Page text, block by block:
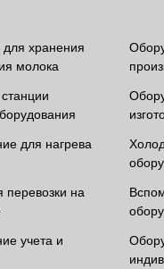
для хранения
молока
для нагрева
перевозки на
учета и